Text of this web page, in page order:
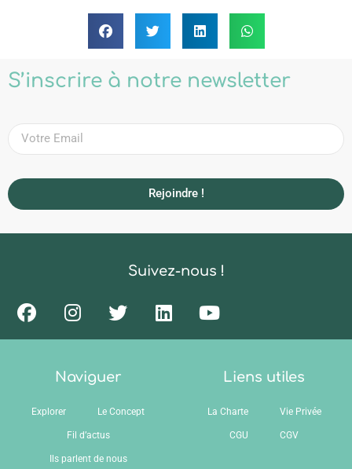
S’inscrire à notre newsletter
Rejoindre !
Suivez-nous !
Naviguer
Explorer Le Concept
Fil d’actus
Ils parlent de nous
Liens utiles
La Charte Vie Privée
CGU CGV